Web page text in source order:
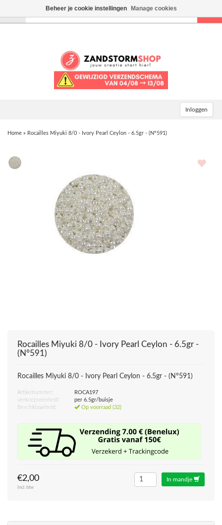
Inloggen
Home » Rocailles Miyuki 8/0 - Ivory Pearl Ceylon - 6.5gr - (N°591)
Rocailles Miyuki 8/0 - Ivory Pearl Ceylon - 6.5gr -
(N°591)
Rocailles Miyuki 8/0 - Ivory Pearl Ceylon - 6.5gr - (N°591)
Artikelnummer:
ROCA197
Verkoopseenheid:
per 6.5gr/buisje
Beschikbaarheid:
Op voorraad (32)
€2,00
Incl. btw
In mandje
Beheer je cookie instellingen Manage cookies